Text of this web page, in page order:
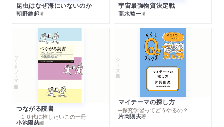
昆虫はなぜ海にいないのか
朝野維起著
宇宙最強物質決定戦
高水裕一著
ちくまプリマー新書
つながる読書
─１０代に推したいこの一冊
小池陽慈編
シリーズ・全集
マイテーマの探し方
─探究学習ってどうやるの？
片岡則夫著